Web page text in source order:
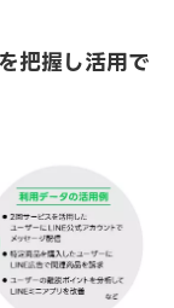
把握し活用で